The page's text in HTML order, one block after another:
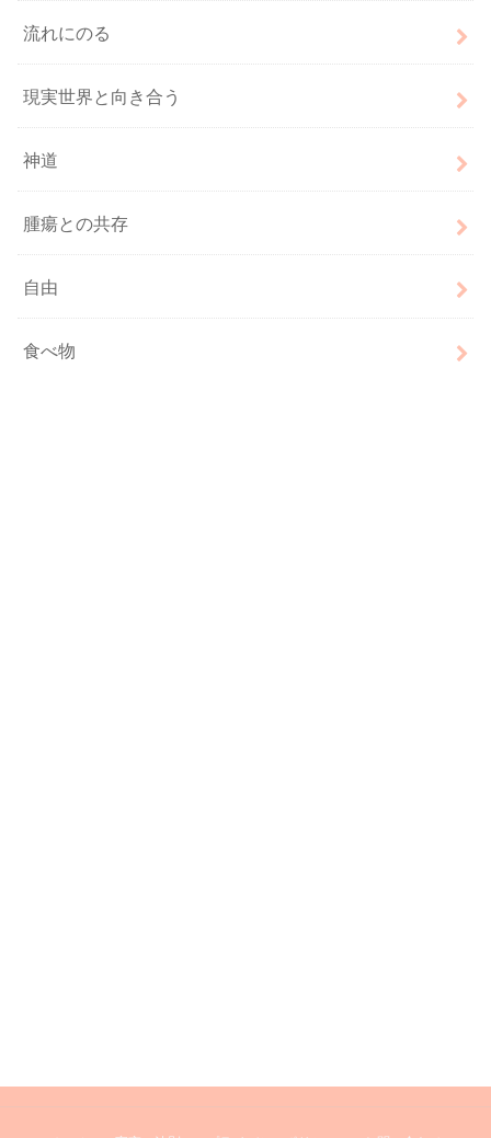
流れにのる
現実世界と向き合う
神道
腫瘍との共存
自由
食べ物